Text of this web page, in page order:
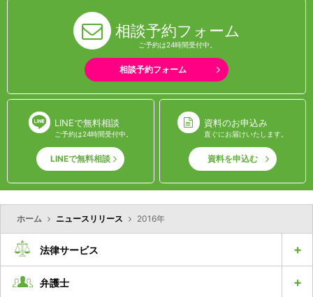
相談予約フォーム
ご予約は24時間受付中。
相談予約フォーム
LINEで無料相談
ご予約は24時間受付中。
LINEで無料相談
資料のお申込み
直ぐにお届けいたします。
資料を申込む
ホーム ニュースリリース 2016年
法律サービス
弁護士